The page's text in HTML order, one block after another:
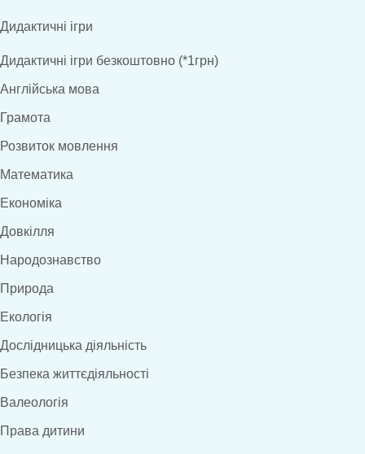
Дидактичні ігри
Дидактичні ігри безкоштовно (*1грн)
Англійська мова
Грамота
Розвиток мовлення
Математика
Економіка
Довкілля
Народознавство
Природа
Екологія
Дослідницька діяльність
Безпека життєдіяльності
Валеологія
Права дитини